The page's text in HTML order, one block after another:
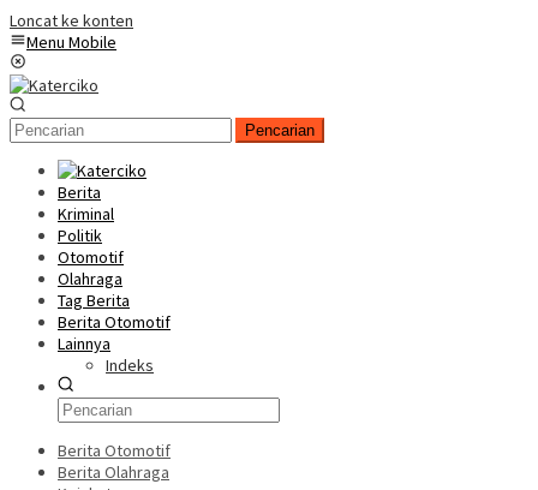
Loncat ke konten
Menu Mobile
Pencarian
Berita
Kriminal
Politik
Otomotif
Olahraga
Tag Berita
Berita Otomotif
Lainnya
Indeks
Berita Otomotif
Berita Olahraga